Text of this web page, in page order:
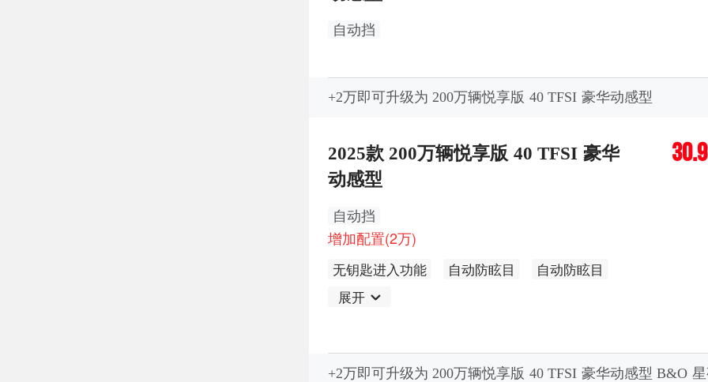
自动挡
+2万即可升级为 200万辆悦享版 40 TFSI 豪华动感型
2025款 200万辆悦享版 40 TFSI 豪华
动感型
自动挡
增加配置(2万)
无钥匙进入功能 自动防眩目
自动防眩目
展开
+2万即可升级为 200万辆悦享版 40 TFSI 豪华动感型 B&O